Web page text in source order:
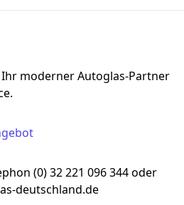
moderner Autoglas-Partner
(0) 32 221 096 344 oder
deutschland.de